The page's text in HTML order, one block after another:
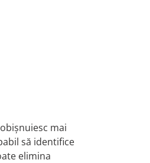
mai
să identifice
elimina